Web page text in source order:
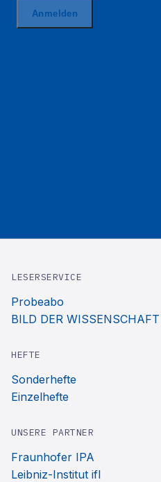
LESERSERVICE
Probeabo
BILD DER
HEFTE
Sonderhefte
Einzelhefte
UNSERE PARTNER
Fraunhofer IPA
Leibniz-Institut ifl